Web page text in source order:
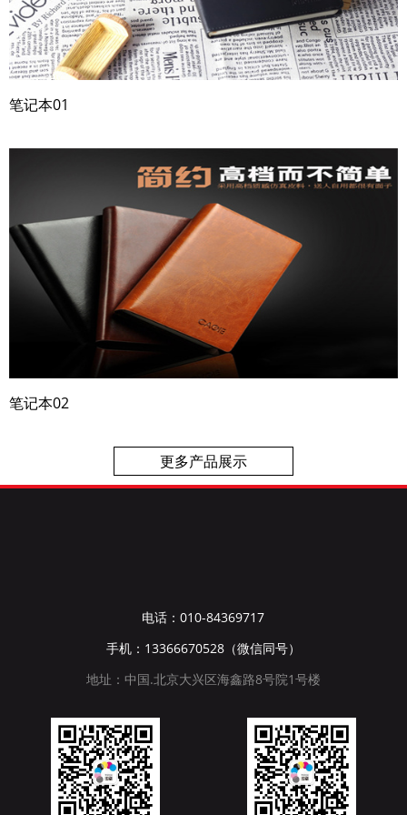
笔记本01
笔记本02
更多产品展示
电话：010-84369717
手机：13366670528（微信同号）
地址：中国.北京大兴区海鑫路8号院1号楼